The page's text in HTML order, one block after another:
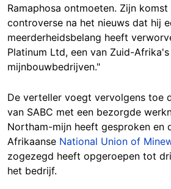
Ramaphosa ontmoeten. Zijn
controverse na het nieuws dat hij
meerderheidsbelang heeft
Platinum Ltd, een van Zuid-
mijnbouwbedrijven."
De verteller voegt vervolgens toe
van SABC met een bezorgde
Northam-mijn heeft gesproken en
Afrikaanse National Union of
zogezegd heeft opgeroepen tot
het bedrijf.